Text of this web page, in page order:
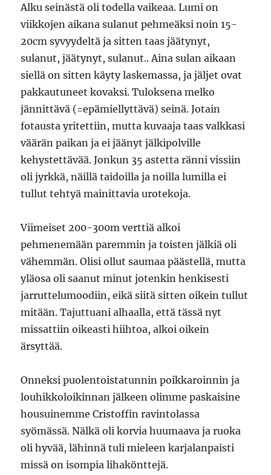
Alku seinästä oli todella vaikeaa. Lumi on
viikkojen aikana sulanut pehmeäksi noin 15-
20cm syvyydeltä ja sitten taas jäätynyt,
sulanut, jäätynyt, sulanut.. Aina sulan aikaan
siellä on sitten käyty laskemassa, ja jäljet ovat
pakkautuneet kovaksi. Tuloksena melko
jännittävä (=epämiellyttävä) seinä. Jotain
fotausta yritettiin, mutta kuvaaja taas valkkasi
väärän paikan ja ei jäänyt jälkipolville
kehystettävää. Jonkun 35 astetta ränni vissiin
oli jyrkkä, näillä taidoilla ja noilla lumilla ei
tullut tehtyä mainittavia urotekoja.
Viimeiset 200-300m verttiä alkoi
pehmenemään paremmin ja toisten jälkiä oli
vähemmän. Olisi ollut saumaa päästellä, mutta
yläosa oli saanut minut jotenkin henkisesti
jarruttelumoodiin, eikä siitä sitten oikein tullut
mitään. Tajuttuani alhaalla, että tässä nyt
missattiin oikeasti hiihtoa, alkoi oikein
ärsyttää.
Onneksi puolentoistatunnin poikkaroinnin ja
louhikkoloikinnan jälkeen olimme paskaisine
housuinemme Cristoffin ravintolassa
syömässä. Nälkä oli korvia huumaava ja ruoka
oli hyvää, lähinnä tuli mieleen karjalanpaisti
missä on isompia lihakönttejä.